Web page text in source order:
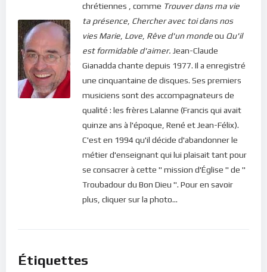
chrétiennes , comme Trouver dans ma vie
ta présence Chercher avec toi dans nos
vies Marie Love Rêve d'un mondeou Qu'il
est formidable d'aimer. Jean-Claude
Gianadda chante depuis 1977. Il a enregistré
une cinquantaine de disques. Ses premiers
musiciens sont des accompagnateurs de
qualité : les frères Lalanne (Francis qui avait
quinze ans à l'époque, René et Jean-Félix).
C'est en 1994 qu'il décide d'abandonner le
métier d'enseignant qui lui plaisait tant pour
se consacrer à cette " mission d'Église " de "
Troubadour du Bon Dieu ". Pour en savoir
plus, cliquer sur la photo...
Étiquettes